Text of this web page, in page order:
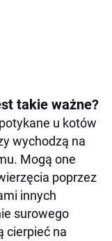
takie ważne?
u kotów
wychodzą na
Mogą one
poprzez
innych
surowego
cierpieć na